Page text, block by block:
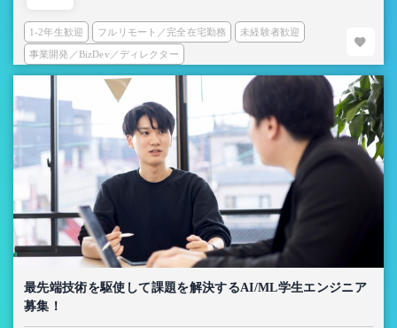
1-2年生歓迎 フルリモート／完全在宅勤務 未経験者歓迎
事業開発／BizDev／ディレクター
最先端技術を駆使して課題を解決するAI/ML学生エンジニア
募集！